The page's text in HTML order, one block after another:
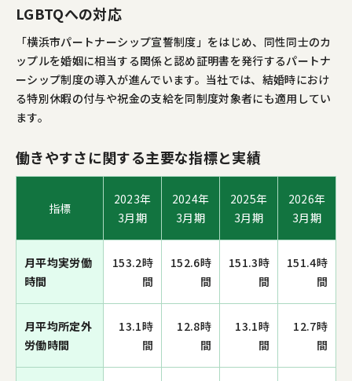
LGBTQへの対応
「横浜市パートナーシップ宣誓制度」をはじめ、同性同士のカ
ップルを婚姻に相当する関係と認め証明書を発行するパートナ
ーシップ制度の導入が進んでいます。当社では、結婚時におけ
る特別休暇の付与や祝金の支給を同制度対象者にも適用してい
ます。
働きやすさに関する主要な指標と実績
指標
2023年
3月期
2024年
3月期
2025年
3月期
2026年
3月期
月平均実労働
時間
153.2時
間
152.6時
間
151.3時
間
151.4時
間
月平均所定外
労働時間
13.1時
間
12.8時
間
13.1時
間
12.7時
間